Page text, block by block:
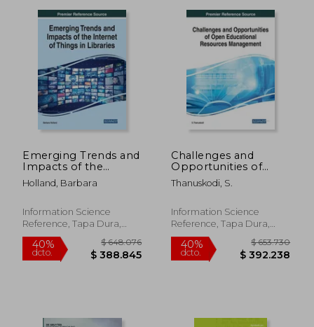
40%
dcto. $ 86.139
50%
dcto.
Emerging Trends and
Impacts of the
Internet of Things in
Libraries (en Inglés)
Holland, Barbara
Information Science
Reference, Tapa Dura,
Nuevo
Challenges and
Opportunities of
Open Educational
Resources
Inglés)
Thanuskodi, S.
Information Science
Reference, Tapa Dura,
Nuevo